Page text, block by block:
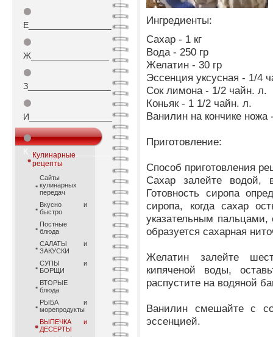
⚫
Е_________________
⚫
Ж________________
⚫
З_________________
⚫
И_________________
⚫
К_________________
Кулинарные
рецепты
Сайты
кулинарных
передач
Вкусно и
быстро
Постные
блюда
САЛАТЫ и
ЗАКУСКИ
СУПЫ и
БОРЩИ
ВТОРЫЕ
блюда
РЫБА и
морепродукты
ВЫПЕЧКА и
ДЕСЕРТЫ
Ингредиенты:
Сахар - 1 кг
Вода - 250 гр
Желатин - 30 гр
Эссенция уксусная - 1/4
Сок лимона - 1/2 чайн. л.
Коньяк - 1 1/2 чайн. л.
Ванилин на кончике ножа
Приготовление:
Способ приготовления
Сахар залейте водой,
Готовность сиропа
сиропа, когда сахар
указательным
образуется сахарная
Желатин залейте
кипяченой воды,
распустите на водяной
Ванилин смешайте с
эссенцией.